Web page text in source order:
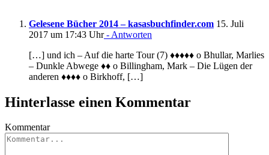
Gelesene Bücher 2014 – kasasbuchfinder.com 15. Juli
2017 um 17:43 Uhr- Antworten
[…] und ich – Auf die harte Tour (7) ♦♦♦♦♦ o Bhullar, Marlies
– Dunkle Abwege ♦♦ o Billingham, Mark – Die Lügen der
anderen ♦♦♦♦ o Birkhoff, […]
Hinterlasse einen Kommentar
Kommentar